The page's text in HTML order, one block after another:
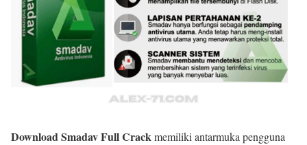
Download Smadav Full Crack memiliki antarmuka pengguna